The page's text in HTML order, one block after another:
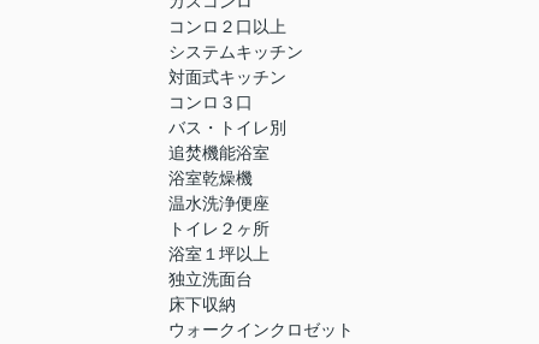
コンロ２口以上
システムキッチン
対面式キッチン
コンロ３口
バス・トイレ別
追焚機能浴室
浴室乾燥機
温水洗浄便座
トイレ２ヶ所
浴室１坪以上
独立洗面台
床下収納
ウォークインクロゼット